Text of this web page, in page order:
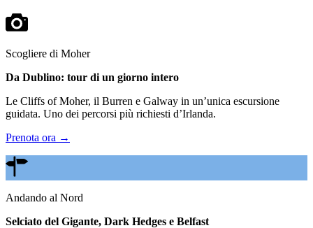
Scogliere di Moher
Da Dublino: tour di un giorno intero
Le Cliffs of Moher, il Burren e Galway in un’unica escursione
guidata. Uno dei percorsi più richiesti d’Irlanda.
Prenota ora →
Andando al Nord
Selciato del Gigante, Dark Hedges e Belfast